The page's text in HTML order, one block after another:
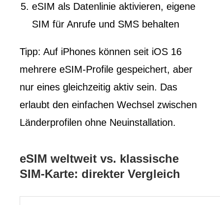
eSIM als Datenlinie aktivieren, eigene
SIM für Anrufe und SMS behalten
Tipp: Auf iPhones können seit iOS 16
mehrere eSIM-Profile gespeichert, aber
nur eines gleichzeitig aktiv sein. Das
erlaubt den einfachen Wechsel zwischen
Länderprofilen ohne Neuinstallation.
eSIM weltweit vs. klassische
SIM-Karte: direkter Vergleich